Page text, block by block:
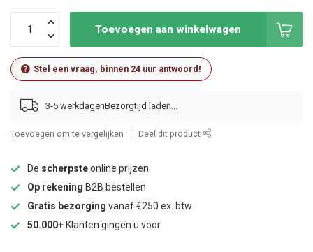
Toevoegen aan winkelwagen
Stel een vraag, binnen 24 uur antwoord!
3-5 werkdagen
Toevoegen om te vergelijken Deel dit product
De scherpsteonline prijzen
Op rekening B2B bestellen
Gratis bezorging vanaf €250 ex. btw
50.000+ Klanten gingen u voor